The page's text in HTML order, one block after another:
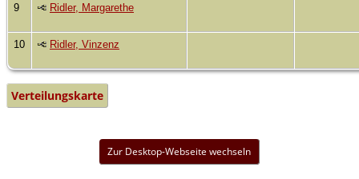
9 Ridler, Margarethe
10 Ridler, Vinzenz
Verteilungskarte
Zur Desktop-Webseite wechseln